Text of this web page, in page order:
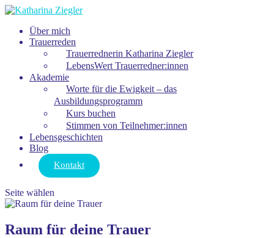
Über mich
Trauerreden
Trauerrednerin Katharina Ziegler
LebensWert Trauerredner:innen
Akademie
Worte für die Ewigkeit – das
Ausbildungsprogramm
Kurs buchen
Stimmen von Teilnehmer:innen
Lebensgeschichten
Blog
Kontakt
Seite wählen
Raum für deine Trauer